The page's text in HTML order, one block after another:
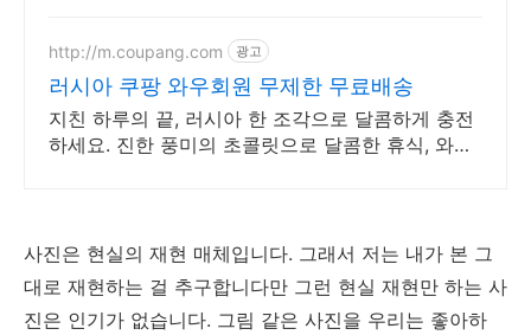
http://m.coupang.com 광고
러시아 쿠팡 와우회원 무제한 무료배송
지친 하루의 끝, 러시아 한 조각으로 달콤하게 충전
하세요. 진한 풍미의 초콜릿으로 달콤한 휴식, 와우
사진은 현실의 재현 매체입니다. 그래서 저는 내가 본 그
대로 재현하는 걸 추구합니다만 그런 현실 재현만 하는 사
진은 인기가 없습니다. 그림 같은 사진을 우리는 좋아하